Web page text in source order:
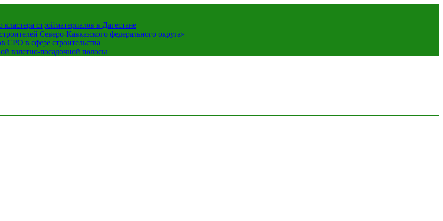
стройматериалов в Дагестане
Северо-Кавказского федерального округа»
СРО в сфере строительства
взлетно-посадочной полосы